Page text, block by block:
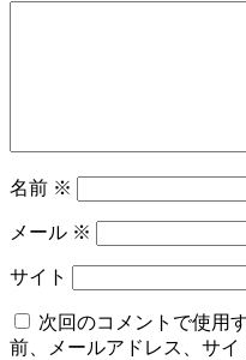
名前 ※
メール ※
サイト
次回のコメントで使用
前、メールアドレス、サイ